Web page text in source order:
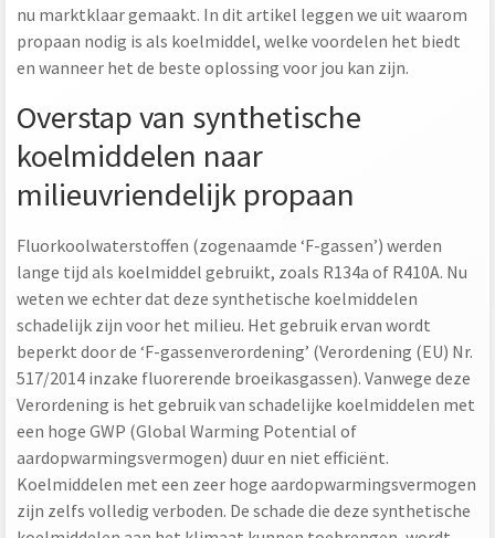
nu marktklaar gemaakt. In dit artikel leggen we uit waarom
propaan nodig is als koelmiddel, welke voordelen het biedt
en wanneer het de beste oplossing voor jou kan zijn.
Overstap van synthetische
koelmiddelen naar
milieuvriendelijk propaan
Fluorkoolwaterstoffen (zogenaamde ‘F-gassen’) werden
lange tijd als koelmiddel gebruikt, zoals R134a of R410A. Nu
weten we echter dat deze synthetische koelmiddelen
schadelijk zijn voor het milieu. Het gebruik ervan wordt
beperkt door de ‘F-gassenverordening’ (Verordening (EU) Nr.
517/2014 inzake fluorerende broeikasgassen). Vanwege deze
Verordening is het gebruik van schadelijke koelmiddelen met
een hoge GWP (Global Warming Potential of
aardopwarmingsvermogen) duur en niet efficiënt.
Koelmiddelen met een zeer hoge aardopwarmingsvermogen
zijn zelfs volledig verboden. De schade die deze synthetische